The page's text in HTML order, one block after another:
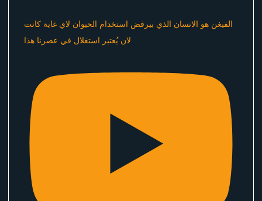
الفيغن هو الانسان الذي بيرفض استخدام الحيوان لاي غاية كانت